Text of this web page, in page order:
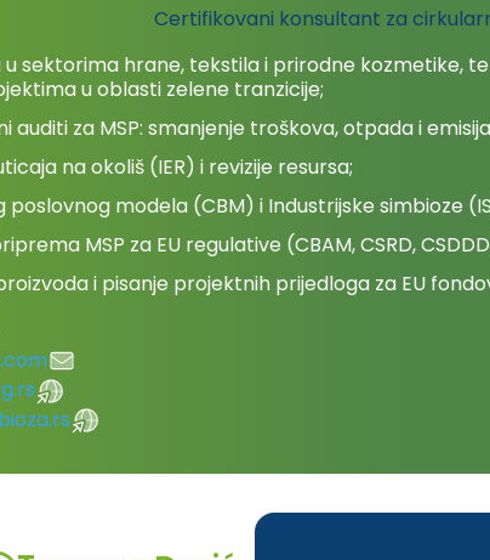
Certifikovani konsultant za
u sektorima hrane, tekstila i prirodne kozmetike, te
u oblasti zelene tranzicije;
auditi za MSP: smanjenje troškova, otpada i
na okoliš (IER) i revizije resursa;
poslovnog modela (CBM) i Industrijske simbioze
MSP za EU regulative (CBAM, CSRD,
i pisanje projektnih prijedloga za EU